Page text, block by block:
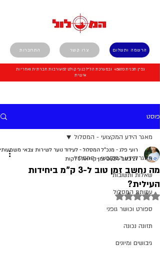
התחברות הרשמה ותשלום צרו קשר
גפ"ן תכנית 45870 ובמערכת הל"ל כגוף קולט למעורבות חברתית ואחריות
אישית
פוסט
מאגר הידע המקצועי - המסלול
שאלות ותשובות
עמותת המסלול
ספורט וכושר גופני
תזונה נכונה
גיבושים ומיונים
מאגר הידע המקצועי - המסלול
מה נחשב זמן טוב ל-3 ק"מ ביחידות
העילית?
רועי פלג - מנכ"ל המסלול - לעידוד נוער לשירות צבאי משמעותי
27 בנוב׳ 2024
זמן קריאה 1 דקות
דירוג של NaN מתוך 5 כוכבים